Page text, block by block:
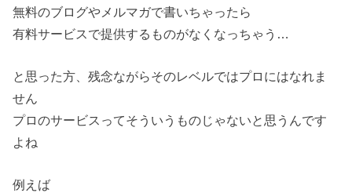
無料のブログやメルマガで書いちゃったら
有料サービスで提供するものがなくなっちゃう…
と思った方、残念ながらそのレベルではプロにはなれま
せん
プロのサービスってそういうものじゃないと思うんです
よね
例えば